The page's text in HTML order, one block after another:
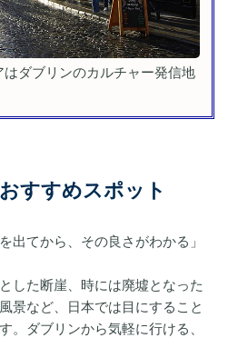
ダブリンのカルチャー発信地
すすめスポット
出てから、その良さがわかる」
した断崖、時には廃墟となった
景など、日本では目にすること
。ダブリンから気軽に行ける、